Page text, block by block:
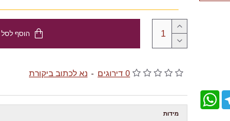
WhatsApp
0 דירוגים - נא לכתוב ביקורת
הוסף לסל
מידות